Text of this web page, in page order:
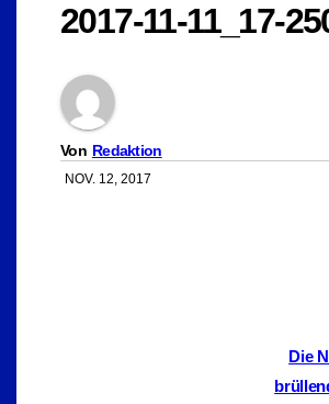
2017-11-11_17-
Von Redaktion
NOV. 12, 2017
Die